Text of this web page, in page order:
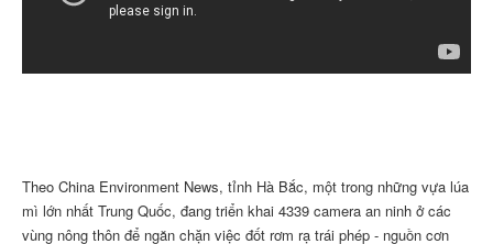
Theo China Environment News, tỉnh Hà Bắc, một trong những vựa lúa
mì lớn nhất Trung Quốc, đang triển khai 4339 camera an ninh ở các
vùng nông thôn để ngăn chặn việc đốt rơm rạ trái phép - nguồn cơn